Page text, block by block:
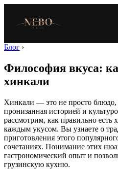
Блог ›
Философия вкуса:
хинкали
Хинкали — это не просто блюдо,
пронизанная историей и
рассмотрим, как правильно есть
каждым укусом. Вы узнаете о
приготовления этого
сочетаниях. Понимание этих
гастрономический опыт и
грузинскую кухню.